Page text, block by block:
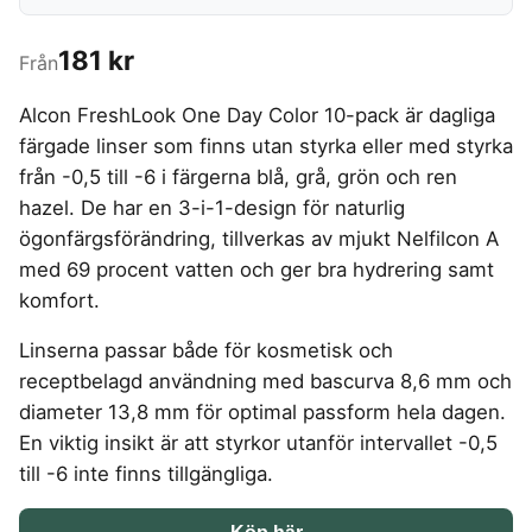
Badtunna
HUSHÅLLSAPPARATER
Robotdammsugare
Skaftdammsugare
Steamer
Strykjärn
Airfryer
Brödrost
Dubbel
Airfryer
Elektrisk
Pizzaugn
Glassmaskin
Kaffebryggare
Kaffemaskin
Knivslip
Kockkniv
Köksassistent
Liten airfryer
Mikrovågsugn
Pizzaugn
Gasol
Stekpanna
LIVSMEDEL
SOVRUM
VITVAROR
Gaming Dator
Gaming Headset
Gaming hörlursställ
Gaming Laptop
Gaming router
Gaming Skärm
Gaming Tangentbord
Gamingbord
Gamingstol
VR Headset
LJUD & BILD
75 Tum TV
TV 55 tum
Hundförsäkring
MEDIA & TELEKOM
Bredband
Mobilabonnemang
Mobilt bredband
TV Abonnemang
Rakapparat
Skäggtrimmer
Progressiva linser
ACCESSOARER
Solglasögon
KOSTTILLSKOTT
Ashwagandha
Berberine
Kollagen
Kosttillskott klimakteriet
Kreatin
Lions mane
Magnesium
NAD
NMN
Probiotika
Proteinpulver
Shilajit
Testosteron tillskott
6-manna tält
Abborrespö
Familjetält
Jaktkängor
Campingbord
Tält
Tält budget
Vandringsbyxor
herr
Vandringskängor
dam
herr
SPORT
Driver
Golfklocka
Golfset
Träningsklocka dam
Träningsklocka herr
Bilbarnstol
Cykelhjälm barn
GPS Klocka barn
Berg studsmatta
Gungställning
Lekstuga
Liten studsmatta
Nedgrävd studsmatta
Oval studsmatta
Stor studsmatta
Studsmatta
Sommardäck
Konsumentvägledning
Från181 kr
Alcon FreshLook One Day Color 10-pack är dagliga
färgade linser som finns utan styrka eller med styrka
från -0,5 till -6 i färgerna blå, grå, grön och ren
hazel. De har en 3-i-1-design för naturlig
ögonfärgsförändring, tillverkas av mjukt Nelfilcon A
med 69 procent vatten och ger bra hydrering samt
komfort.
Linserna passar både för kosmetisk och
receptbelagd användning med bascurva 8,6 mm och
diameter 13,8 mm för optimal passform hela dagen.
En viktig insikt är att styrkor utanför intervallet -0,5
till -6 inte finns tillgängliga.